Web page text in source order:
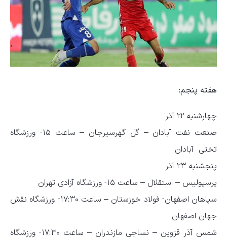
هفته پنجم:
چهارشنبه ۲۲ آذر
صنعت نفت آبادان – گل گهرسیرجان – ساعت ۱۵- ورزشگاه
تختی آبادان
پنجشنبه ۲۳ آذر
پرسپولیس – استقلال – ساعت ۱۵- ورزشگاه آزادی تهران
سپاهان اصفهان- فولاد خوزستان – ساعت ۱۷:۳۰- ورزشگاه نقش
جهان اصفهان
شمس آذر قزوین – نساجی مازندران – ساعت ۱۷:۳۰- ورزشگاه